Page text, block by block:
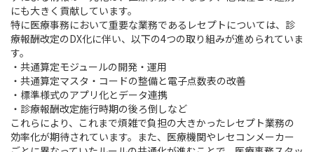
にも大きく貢献しています。
特に医療事務において重要な業務であるレセプトについては、診
療報酬改定のDX化に伴い、以下の4つの取り組みが進められていま
す。
・共通算定モジュールの開発・運用
・共通算定マスタ・コードの整備と電子点数表の改善
・標準様式のアプリ化とデータ連携
・診療報酬改定施行時期の後ろ倒しなど
これらにより、これまで煩雑で負担の大きかったレセプト業務の
効率化が期待されています。また、医療機関やレセコンメーカー